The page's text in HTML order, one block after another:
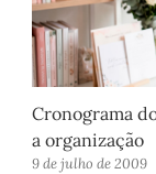
Cronograma
a organização
9 de julho de 2009